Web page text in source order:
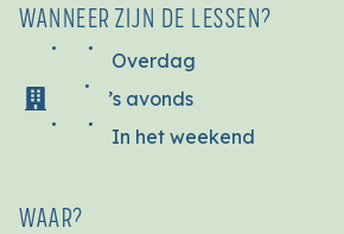
WANNEER ZIJN DE LESSEN?
Overdag
’s avonds
In het weekend
WAAR?